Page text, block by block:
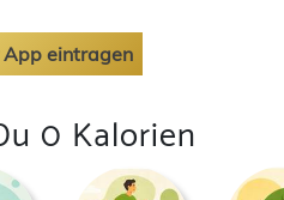
eintragen
0 Kalorien